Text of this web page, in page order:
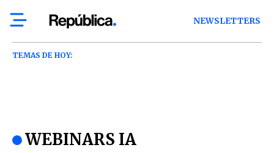
NEWSLETTERS
TEMAS DE HOY:
WEBINARS IA